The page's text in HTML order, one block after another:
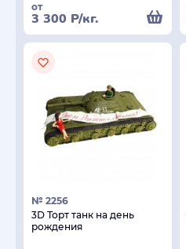
от
3 300 Р/кг.
№ 2256
3D Торт танк на день
рождения